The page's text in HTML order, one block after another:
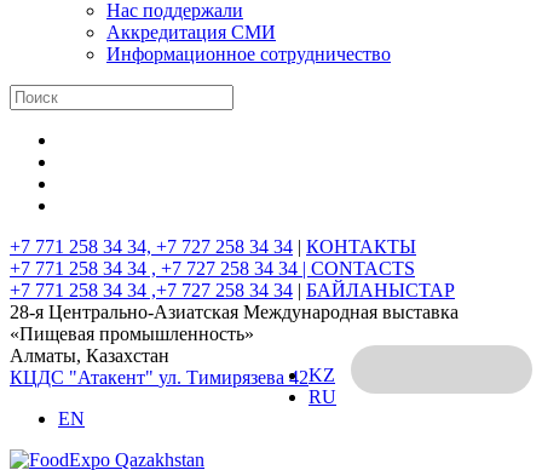
Нас поддержали
Аккредитация СМИ
Информационное сотрудничество
+7 771 258 34 34, +7 727 258 34 34 | КОНТАКТЫ
+7 771 258 34 34 , +7 727 258 34 34 | CONTACTS
+7 771 258 34 34 ,+7 727 258 34 34 | БАЙЛАНЫСТАР
28-я Центрально-Азиатская Международная выставка
«Пищевая промышленность»
Алматы, Казахстан
КЦДС "Атакент" ул. Тимирязева 42KZ
RU
EN